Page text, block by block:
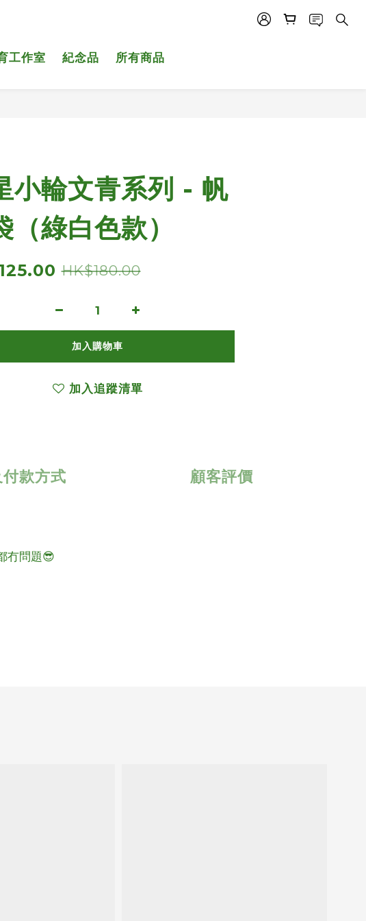
工作室 紀念品 所有商品
小輪文青系列 - 帆
（綠白色款）
HK$180.00
加入購物車
加入追蹤清單
款方式 顧客評價
冇問題😎